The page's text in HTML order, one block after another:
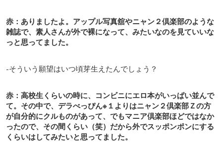
赤：ありましたよ。アップル写真舘やニャン２倶楽部のような
雑誌で、素人さんが外で裸になって、みたいなのを見ていいな
っと思ってました。
-そういう願望はいつ頃芽生えたんでしょう？
赤：高校生くらいの時に、コンビニにエロ本がいっぱい並んで
て。その中で、デラべっぴん※１よりはニャン２倶楽部Ｚの方
が自分的にクルものがあって、でもマニア倶楽部ほどではなか
ったので、その間くらい（笑）だから外でスッポンポンにする
くらいはしてみたいと思ってました。